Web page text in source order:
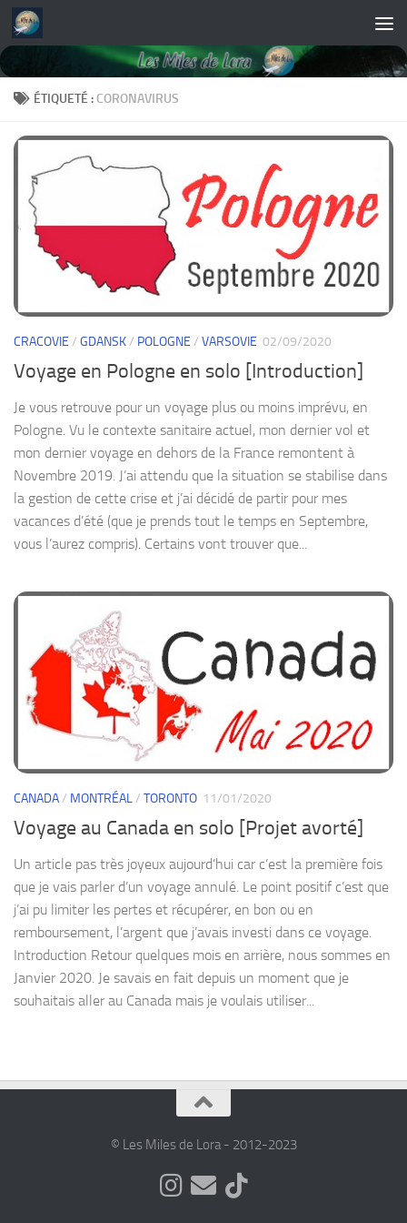
Skip to content
ÉTIQUETÉ : CORONAVIRUS
CRACOVIE / GDANSK/ POLOGNE / VARSOVIE 02/09/2020
Voyage en Pologne en solo [Introduction]
Je vous retrouve pour un voyage plus ou moins imprévu, en
Pologne. Vu le contexte sanitaire actuel, mon dernier vol et
mon dernier voyage en dehors de la France remontent à
Novembre 2019. J’ai attendu que la situation se stabilise dans
la gestion de cette crise et j’ai décidé de partir pour mes
vacances d’été (que je prends tout le temps en Septembre,
vous l’aurez compris). Certains vont trouver que...
CANADA/ MONTRÉAL/ TORONTO 11/01/2020
Voyage au Canada en solo [Projet avorté]
Un article pas très joyeux aujourd’hui car c’est la première fois
que je vais parler d’un voyage annulé. Le point positif c’est que
j’ai pu limiter les pertes et récupérer, en bon ou en
remboursement, l’argent que j’avais investi dans ce voyage.
Introduction Retour quelques mois en arrière, nous sommes en
Janvier 2020. Je savais en fait depuis un moment que je
souhaitais aller au Canada mais je voulais utiliser...
© Les Miles de Lora - 2012-2023